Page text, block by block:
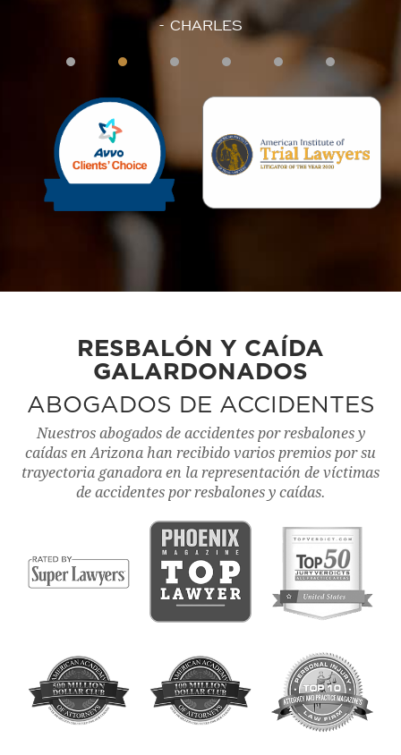
- CHARLES
RESBALÓN Y CAÍDA
GALARDONADOS
ABOGADOS DE ACCIDENTES
Nuestros abogados de accidentes por resbalones y
caídas en Arizona han recibido varios premios por su
trayectoria ganadora en la representación de víctimas
de accidentes por resbalones y caídas.